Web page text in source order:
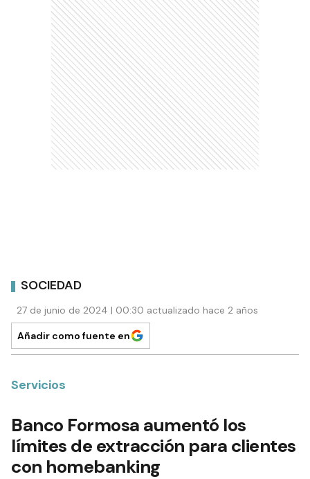
SOCIEDAD
27 de junio de 2024 | 00:30 actualizado hace 2 años
Añadir como fuente en
Servicios
Banco Formosa aumentó los
límites de extracción para clientes
con homebanking